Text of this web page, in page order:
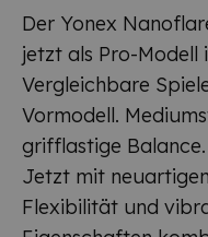
Der Yonex
jetzt als Pro-Modell
Vergleichbare
Vormodell.
grifflastige Balance.
Jetzt mit
Flexibilität und